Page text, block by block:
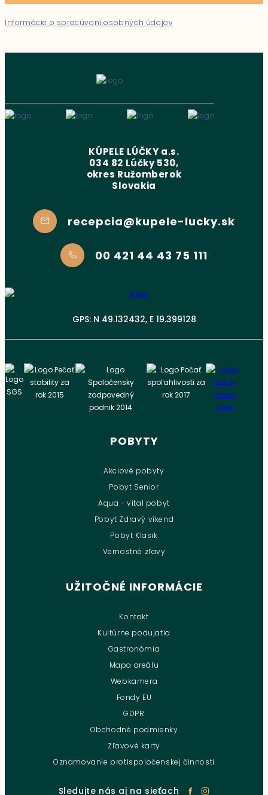
Informácie o spracúvaní osobných údajov
KÚPELE LÚČKY a.s.
034 82 Lúčky 530,
okres Ružomberok
Slovakia
recepcia@kupele-lucky.sk
00 421 44 43 75 111
GPS: N 49.132432, E 19.399128
POBYTY
Akciové pobyty
Pobyt Senior
Aqua - vital pobyt
Pobyt Zdravý víkend
Pobyt Klasik
Vernostné zľavy
UŽITOČNÉ INFORMÁCIE
Kontakt
Kultúrne podujatia
Gastronómia
Mapa areálu
Webkamera
Fondy EU
GDPR
Obchodné podmienky
Zľavové karty
Oznamovanie protispoločenskej činnosti
Sledujte nás aj na sieťach